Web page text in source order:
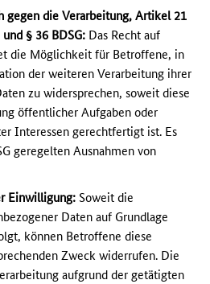
gegen die Verarbeitung, Artikel 21
§ 36 BDSG: Das Recht auf
die Möglichkeit für Betroffene, in
der weiteren Verarbeitung ihrer
zu widersprechen, soweit diese
öffentlicher Aufgaben oder
Interessen gerechtfertigt ist. Es
geregelten Ausnahmen von
Einwilligung:Soweit die
Daten auf Grundlage
können Betroffene diese
Zweck widerrufen. Die
aufgrund der getätigten